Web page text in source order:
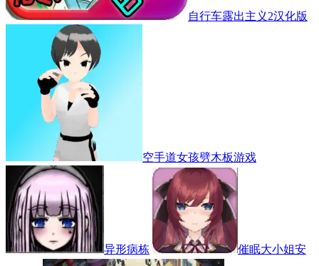
自行车露出主义2汉化版
空手道女孩劈木板游戏
异形病栋 催眠大小姐安